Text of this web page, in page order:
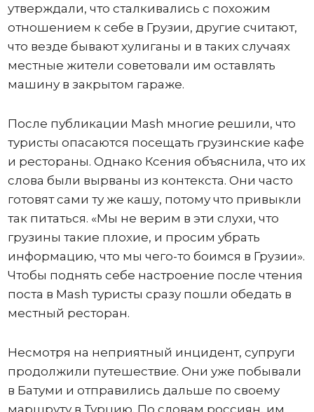
утверждали, что сталкивались с похожим
отношением к себе в Грузии, другие считают,
что везде бывают хулиганы и в таких случаях
местные жители советовали им оставлять
машину в закрытом гараже.
После публикации Mash многие решили, что
туристы опасаются посещать грузинские кафе
и рестораны. Однако Ксения объяснила, что их
слова были вырваны из контекста. Они часто
готовят сами ту же кашу, потому что привыкли
так питаться. «Мы не верим в эти слухи, что
грузины такие плохие, и просим убрать
информацию, что мы чего-то боимся в Грузии».
Чтобы поднять себе настроение после чтения
поста в Mash туристы сразу пошли обедать в
местный ресторан.
Несмотря на неприятный инцидент, супруги
продолжили путешествие. Они уже побывали
в Батуми и отправились дальше по своему
маршруту в Турцию. По словам россиян, им